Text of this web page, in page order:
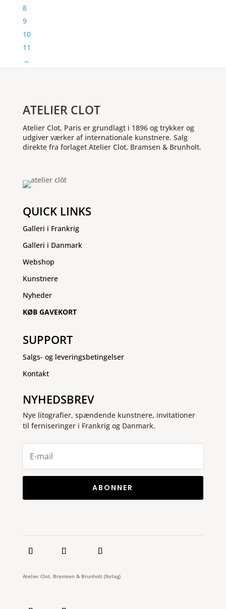
8
9
10
11
→
ATELIER CLOT
Atelier Clot, Paris er grundlagt i 1896 og trykker og
udgiver værker af internationale kunstnere. Salg
direkte fra forlaget Atelier Clot, Bramsen & Brunholt.
QUICK LINKS
Galleri i Frankrig
Galleri i Danmark
Webshop
Kunstnere
Nyheder
KØB GAVEKORT
SUPPORT
Salgs- og leveringsbetingelser
Kontakt
NYHEDSBREV
Nye litografier, spændende kunstnere, invitationer
til ferniseringer i Frankrig og Danmark.
ABONNER
Atelier Clot, Bramsen & Brunholt (forlag)